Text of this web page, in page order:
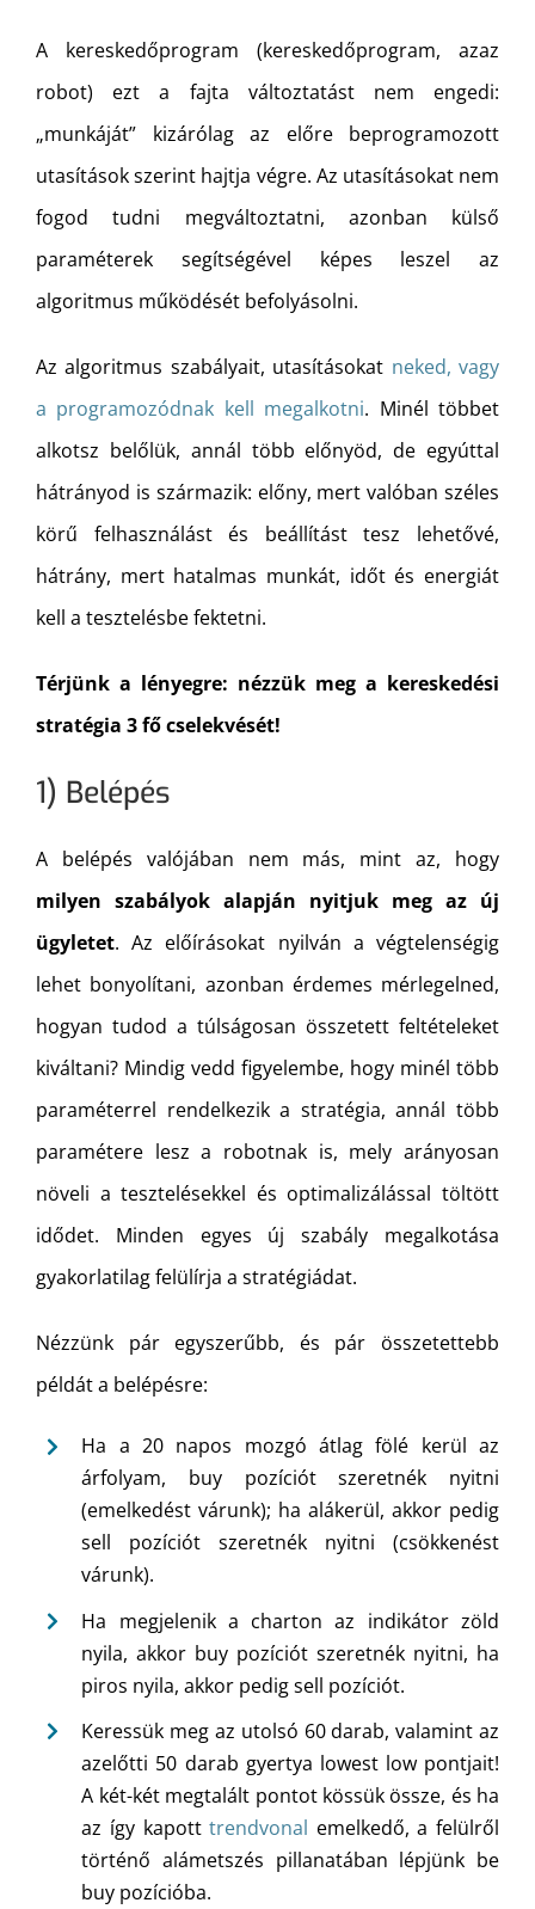
A kereskedőprogram (kereskedőprogram, azaz
robot) ezt a fajta változtatást nem engedi:
„munkáját” kizárólag az előre beprogramozott
utasítások szerint hajtja végre. Az utasításokat nem
fogod tudni megváltoztatni, azonban külső
paraméterek segítségével képes leszel az
algoritmus működését befolyásolni.
Az algoritmus szabályait, utasításokat neked, vagy
a programozódnak kell megalkotni. Minél többet
alkotsz belőlük, annál több előnyöd, de egyúttal
hátrányod is származik: előny, mert valóban széles
körű felhasználást és beállítást tesz lehetővé,
hátrány, mert hatalmas munkát, időt és energiát
kell a tesztelésbe fektetni.
Térjünk a lényegre: nézzük meg a kereskedési
stratégia 3 fő cselekvését!
1) Belépés
A belépés valójában nem más, mint az, hogy
milyen szabályok alapján nyitjuk meg az új
ügyletet. Az előírásokat nyilván a végtelenségig
lehet bonyolítani, azonban érdemes mérlegelned,
hogyan tudod a túlságosan összetett feltételeket
kiváltani? Mindig vedd figyelembe, hogy minél több
paraméterrel rendelkezik a stratégia, annál több
paramétere lesz a robotnak is, mely arányosan
növeli a tesztelésekkel és optimalizálással töltött
idődet. Minden egyes új szabály megalkotása
gyakorlatilag felülírja a stratégiádat.
Nézzünk pár egyszerűbb, és pár összetettebb
példát a belépésre:
Ha a 20 napos mozgó átlag fölé kerül az
árfolyam, buy pozíciót szeretnék nyitni
(emelkedést várunk); ha alákerül, akkor pedig
sell pozíciót szeretnék nyitni (csökkenést
várunk).
Ha megjelenik a charton az indikátor zöld
nyila, akkor buy pozíciót szeretnék nyitni, ha
piros nyila, akkor pedig sell pozíciót.
Keressük meg az utolsó 60 darab, valamint az
azelőtti 50 darab gyertya lowest low pontjait!
A két-két megtalált pontot kössük össze, és ha
az így kapotttrendvonal emelkedő, a felülről
történő alámetszés pillanatában lépjünk be
buy pozícióba.